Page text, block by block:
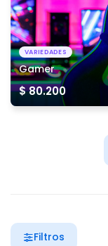
VARIEDADES
Gamer
$ 80.200
Filtros